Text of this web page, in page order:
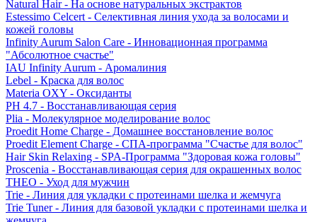
Natural Hair - На основе натуральных экстрактов
Estessimo Celcert - Селективная линия ухода за волосами и
кожей головы
Infinity Aurum Salon Care - Инновационная программа
"Абсолютное счастье"
IAU Infinity Aurum - Аромалиния
Lebel - Краска для волос
Materia OXY - Оксиданты
PH 4.7 - Восстанавливающая серия
Plia - Молекулярное моделирование волос
Proedit Home Charge - Домашнее восстановление волос
Proedit Element Charge - СПА-программа "Счастье для волос"
Hair Skin Relaxing - SPA-Программа "Здоровая кожа головы"
Proscenia - Восстанавливающая серия для окрашенных волос
THEO - Уход для мужчин
Trie - Линия для укладки с протеинами шелка и жемчуга
Trie Tuner - Линия для базовой укладки с протеинами шелка и